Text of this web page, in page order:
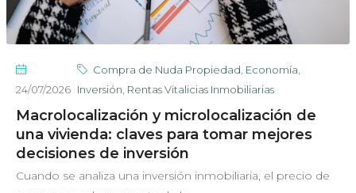
24/07/2026
Compra de Nuda Propiedad Economía
Inversión Rentas Vitalicias Inmobiliarias
Macrolocalización y microlocalización de
una vivienda: claves para tomar mejores
decisiones de inversión
Cuando se analiza una inversión inmobiliaria, el precio de